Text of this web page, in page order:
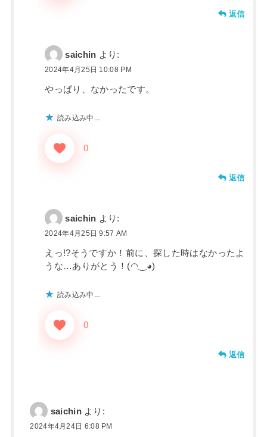
返信
saichin より:
2024年4月25日 10:08 PM
やっぱり、なかったです。
読み込み中…
0
返信
saichin より:
2024年4月25日 9:57 AM
えっ!?そうですか！前に、探した時はなかったよ
うな…ありがとう！(⁠◠⁠‿⁠◕⁠)
読み込み中…
0
返信
saichin より:
2024年4月24日 6:08 PM